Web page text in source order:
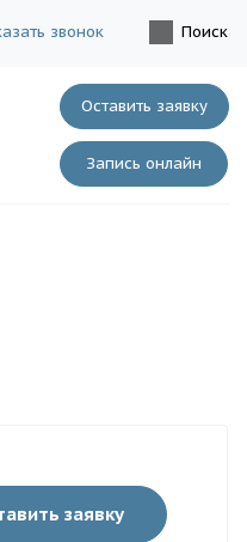
Поиск
звонок
Оставить заявку
Запись онлайн
заявку